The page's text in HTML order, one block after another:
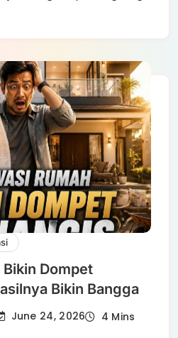
Bikin Dompet
Bikin Bangga
June 24, 2026 4 Mins